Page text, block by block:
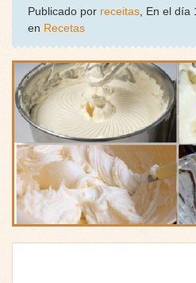
Publicado por receitas, En el día
en Recetas